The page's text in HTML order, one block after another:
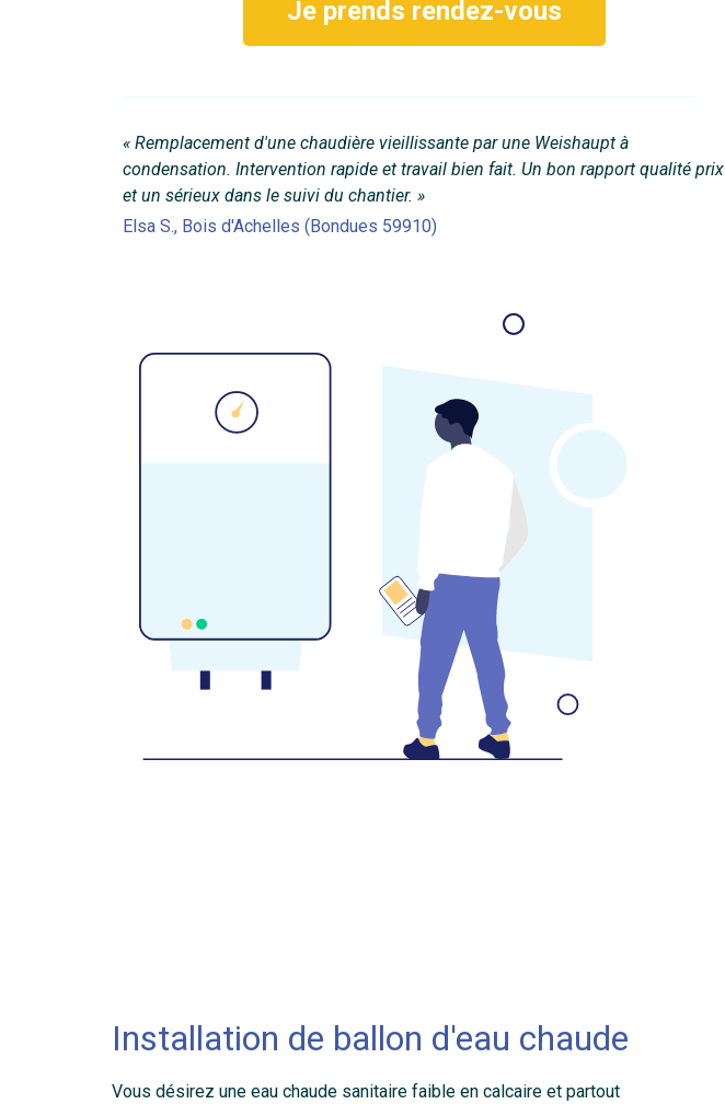
Je prends rendez-vous
« Remplacement d'une chaudière vieillissante par une Weishaupt à
condensation. Intervention rapide et travail bien fait. Un bon rapport qualité prix
et un sérieux dans le suivi du chantier. »
Elsa S., Bois d'Achelles (Bondues 59910)
Installation de ballon d'eau chaude
Vous désirez une eau chaude sanitaire faible en calcaire et partout